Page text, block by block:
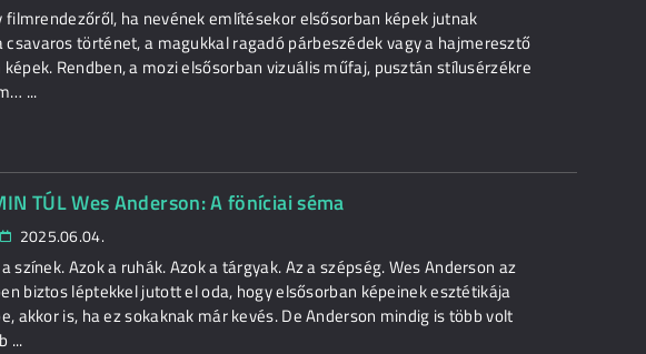
filmrendezőről, ha nevének említésekor elsősorban képek jutnak
csavaros történet, a magukkal ragadó párbeszédek vagy a hajmeresztő
Rendben, a mozi elsősorban vizuális műfaj, pusztán stílusérzékre
...
TÚL Wes Anderson: A föníciai séma
2025.06.04.
színek. Azok a ruhák. Azok a tárgyak. Az a szépség. Wes Anderson az
biztos léptekkel jutott el oda, hogy elsősorban képeinek esztétikája
akkor is, ha ez sokaknak már kevés. De Anderson mindig is több volt
...